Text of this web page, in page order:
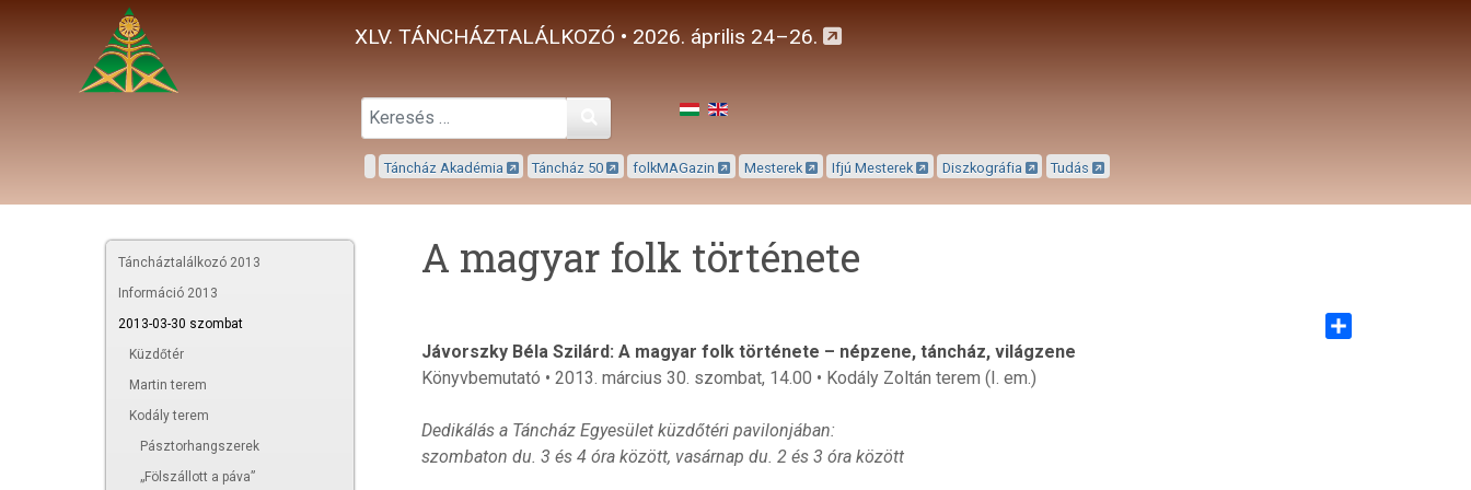
XLV. TÁNCHÁZTALÁLKOZÓ • 2026. április 24–26.
Keresés
Táncház Akadémia Táncház 50 folkMAGazin Mesterek Ifjú Mesterek Diszkográfia Tudás
Táncháztalálkozó 2013
Információ 2013
2013-03-30 szombat
Küzdőtér
Martin terem
Kodály terem
Pásztorhangszerek
„Fölszállott a páva”
A magyar folk története
Jávorszky Béla Szilárd: A magyar folk története – népzene, táncház, világzene
Könyvbemutató • 2013. március 30. szombat, 14.00 • Kodály Zoltán terem (I. em.)
Dedikálás a Táncház Egyesület küzdőtéri pavilonjában:
szombaton du. 3 és 4 óra között, vasárnap du. 2 és 3 óra között